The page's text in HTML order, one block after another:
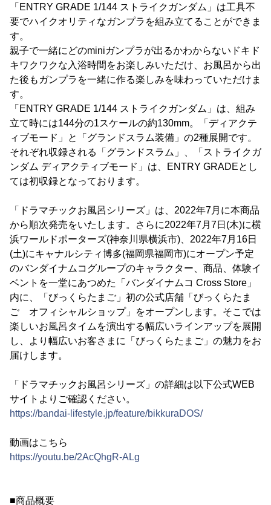
「ENTRY GRADE 1/144 ストライクガンダム」は工具不
要でハイクオリティなガンプラを組み立てることができま
す。
親子で一緒にどのminiガンプラが出るかわからないドキド
キワクワクな入浴時間をお楽しみいただけ、お風呂から出
た後もガンプラを一緒に作る楽しみを味わっていただけま
す。
「ENTRY GRADE 1/144 ストライクガンダム」は、組み
立て時には144分の1スケールの約130mm。「ディアクテ
ィブモード」と「グランドスラム装備」の2種展開です。
それぞれ収録される「グランドスラム」、「ストライクガ
ンダム ディアクティブモード」は、ENTRY GRADEとし
ては初収録となっております。
「ドラマチックお風呂シリーズ」は、2022年7月に本商品
から順次発売をいたします。さらに2022年7月7日(木)に横
浜ワールドポーターズ(神奈川県横浜市)、2022年7月16日
(土)にキャナルシティ博多(福岡県福岡市)にオープン予定
のバンダイナムコグループのキャラクター、商品、体験イ
ベントを一堂にあつめた「バンダイナムコ Cross Store」
内に、「びっくらたまご」初の公式店舗「びっくらたま
ご オフィシャルショップ」をオープンします。そこでは
楽しいお風呂タイムを演出する幅広いラインアップを展開
し、より幅広いお客さまに「びっくらたまご」の魅力をお
届けします。
「ドラマチックお風呂シリーズ」の詳細は以下公式WEB
サイトよりご確認ください。
https://bandai-lifestyle.jp/feature/bikkuraDOS/
動画はこちら
https://youtu.be/2AcQhgR-ALg
■商品概要